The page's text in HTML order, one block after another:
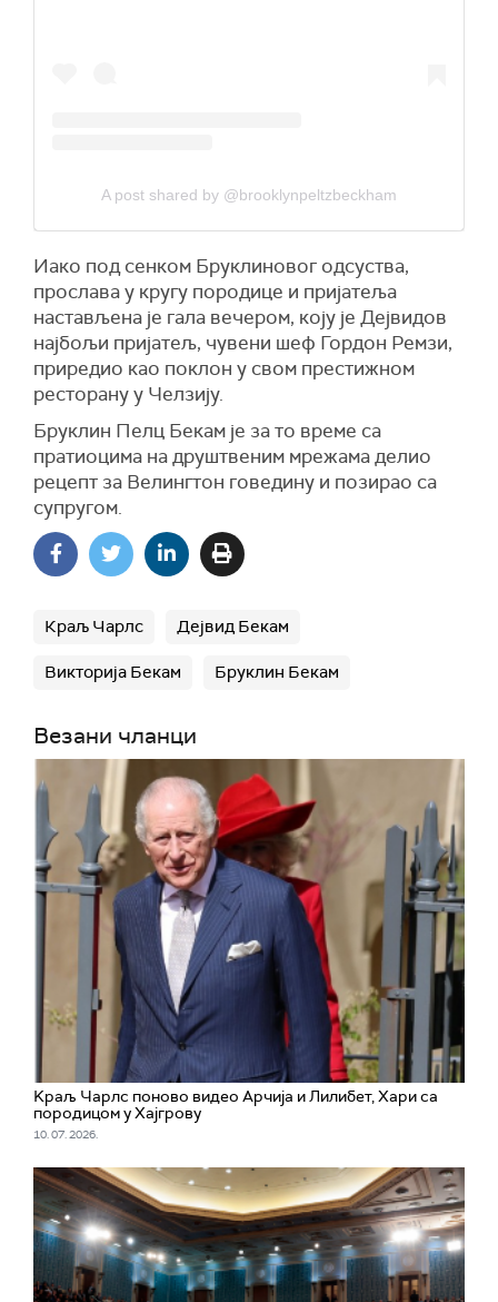
A post shared by @brooklynpeltzbeckham
Иако под сенком Бруклиновог одсуства,
прослава у кругу породице и пријатеља
настављена је гала вечером, коју је Дејвидов
најбољи пријатељ, чувени шеф Гордон Ремзи,
приредио као поклон у свом престижном
ресторану у Челзију.
Бруклин Пелц Бекам је за то време са
пратиоцима на друштвеним мрежама делио
рецепт за Велингтон говедину и позирао са
супругом.
Краљ Чарлс Дејвид Бекам
Викторија Бекам Бруклин Бекам
Везани чланци
Kраљ Чарлс поново видео Арчија и Лилибет, Хари са
породицом у Хајгрову
10. 07. 2026.